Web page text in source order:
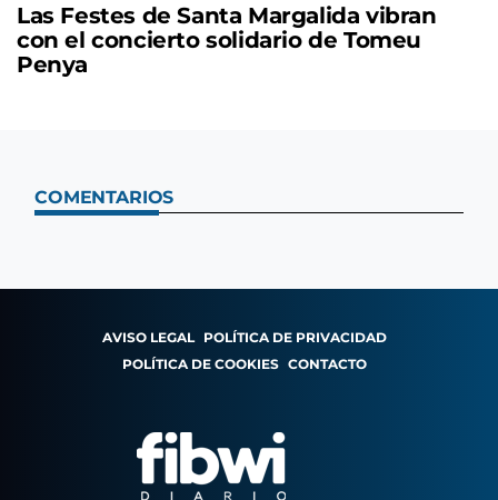
Las Festes de Santa Margalida vibran
con el concierto solidario de Tomeu
Penya
COMENTARIOS
AVISO LEGAL POLÍTICA DE PRIVACIDAD
POLÍTICA DE COOKIES CONTACTO